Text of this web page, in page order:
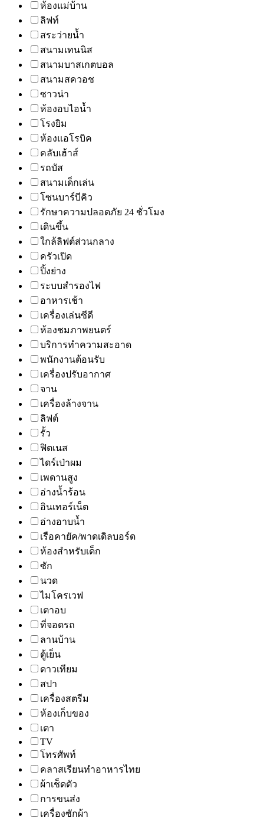
ห้องแม่บ้าน
ลิฟท์
สระว่ายน้ำ
สนามเทนนิส
สนามบาสเกตบอล
สนามสควอช
ซาวน่า
ห้องอบไอน้ำ
โรงยิม
ห้องแอโรบิค
คลับเฮ้าส์
รถบัส
สนามเด็กเล่น
โซนบาร์บีคิว
รักษาความปลอดภัย 24 ชั่วโมง
เดินขึ้น
ใกล้ลิฟต์ส่วนกลาง
ครัวเปิด
ปิ้งย่าง
ระบบสำรองไฟ
อาหารเช้า
เครื่องเล่นซีดี
ห้องชมภาพยนตร์
บริการทำความสะอาด
พนักงานต้อนรับ
เครื่องปรับอากาศ
จาน
เครื่องล้างจาน
ลิฟต์
รั้ว
ฟิตเนส
ไดร์เป่าผม
เพดานสูง
อ่างน้ำร้อน
อินเทอร์เน็ต
อ่างอาบน้ำ
เรือคายัค/พาดเดิลบอร์ด
ห้องสำหรับเด็ก
ซัก
นวด
ไมโครเวฟ
เตาอบ
ที่จอดรถ
ลานบ้าน
ตู้เย็น
ดาวเทียม
สปา
เครื่องสตรีม
ห้องเก็บของ
เตา
TV
โทรศัพท์
คลาสเรียนทำอาหารไทย
ผ้าเช็ดตัว
การขนส่ง
เครื่องซักผ้า